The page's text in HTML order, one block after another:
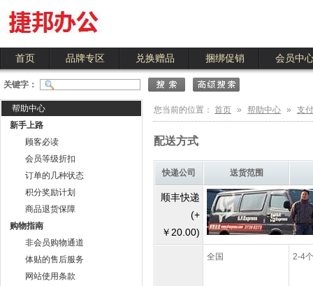
首页 品牌专区 兑换赠品 捆绑促销 会员中
关键字：
帮助中心
新手上路
顾客必读
会员等级折扣
订单的几种状态
积分奖励计划
商品退货保障
购物指南
非会员购物通道
体贴的售后服务
网站使用条款
您当前的位置： 首页 » 帮助中心 » 支
配送方式
快递公司 送货范围
顺丰快递
(+
￥20.00)
全国 2-4